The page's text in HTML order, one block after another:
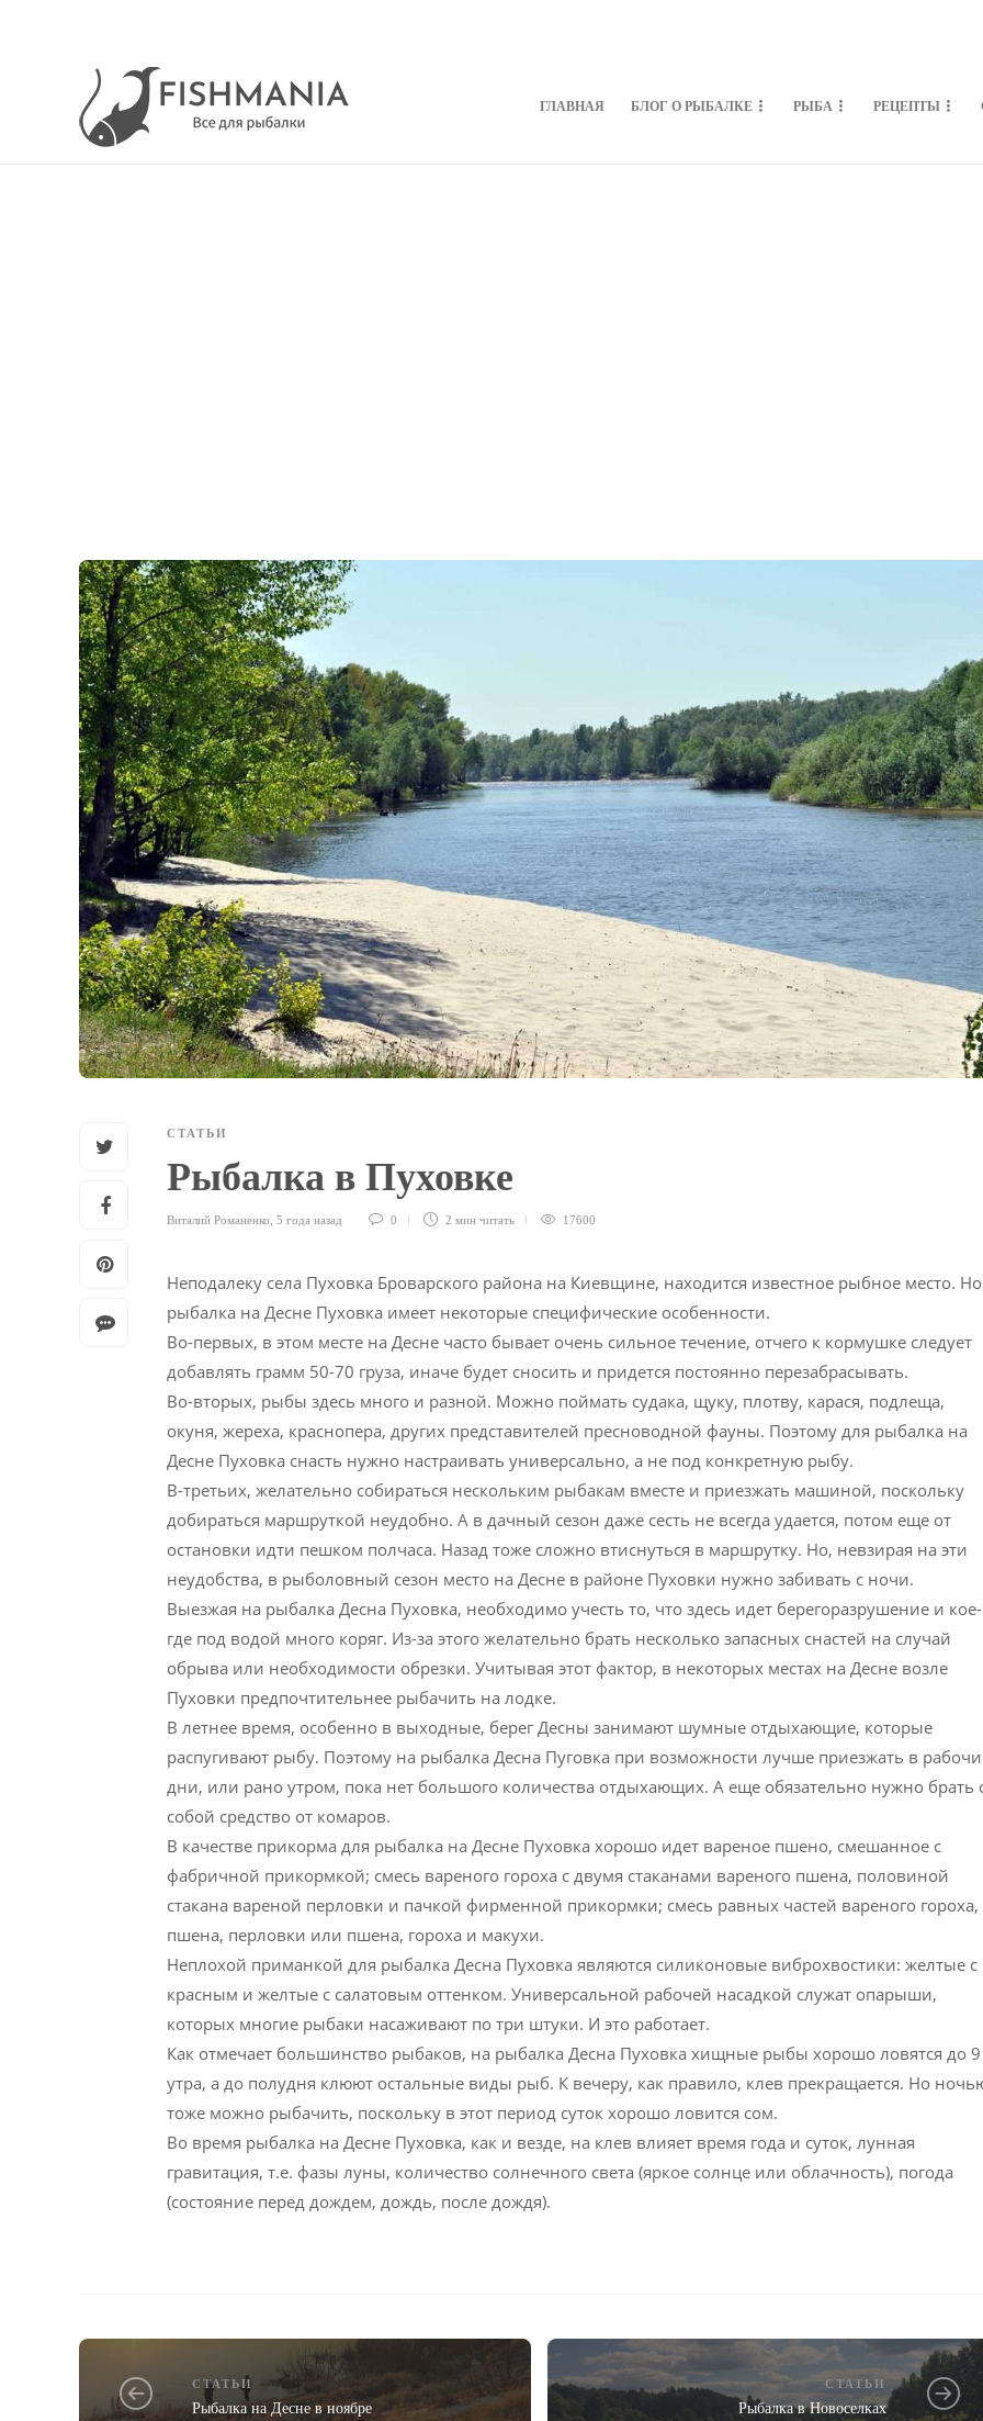
ГЛАВНАЯ БЛОГ О РЫБАЛКЕ РЫБА РЕЦЕПТЫ
СТАТЬИ
Рыбалка в Пуховке
Виталий Романенко 5 года назад 0 2 мин читать 17600
Неподалеку села Пуховка Броварского района на Киевщине, находится известное рыбное место. Но
рыбалка на Десне Пуховка имеет некоторые специфические особенности.
Во-первых, в этом месте на Десне часто бывает очень сильное течение, отчего к кормушке следует
добавлять грамм 50-70 груза, иначе будет сносить и придется постоянно перезабрасывать.
Во-вторых, рыбы здесь много и разной. Можно поймать судака, щуку, плотву, карася, подлеща,
окуня, жереха, краснопера, других представителей пресноводной фауны. Поэтому для рыбалка на
Десне Пуховка снасть нужно настраивать универсально, а не под конкретную рыбу.
В-третьих, желательно собираться нескольким рыбакам вместе и приезжать машиной, поскольку
добираться маршруткой неудобно. А в дачный сезон даже сесть не всегда удается, потом еще от
остановки идти пешком полчаса. Назад тоже сложно втиснуться в маршрутку. Но, невзирая на эти
неудобства, в рыболовный сезон место на Десне в районе Пуховки нужно забивать с ночи.
Выезжая на рыбалка Десна Пуховка, необходимо учесть то, что здесь идет берегоразрушение и кое-
где под водой много коряг. Из-за этого желательно брать несколько запасных снастей на случай
обрыва или необходимости обрезки. Учитывая этот фактор, в некоторых местах на Десне возле
Пуховки предпочтительнее рыбачить на лодке.
В летнее время, особенно в выходные, берег Десны занимают шумные отдыхающие, которые
распугивают рыбу. Поэтому на рыбалка Десна Пуговка при возможности лучше приезжать в
дни, или рано утром, пока нет большого количества отдыхающих. А еще обязательно нужно брать
собой средство от комаров.
В качестве прикорма для рыбалка на Десне Пуховка хорошо идет вареное пшено, смешанное с
фабричной прикормкой; смесь вареного гороха с двумя стаканами вареного пшена, половиной
стакана вареной перловки и пачкой фирменной прикормки; смесь равных частей вареного гороха,
пшена, перловки или пшена, гороха и макухи.
Неплохой приманкой для рыбалка Десна Пуховка являются силиконовые виброхвостики: желтые с
красным и желтые с салатовым оттенком. Универсальной рабочей насадкой служат опарыши,
которых многие рыбаки насаживают по три штуки. И это работает.
Как отмечает большинство рыбаков, на рыбалка Десна Пуховка хищные рыбы хорошо ловятся до 9
утра, а до полудня клюют остальные виды рыб. К вечеру, как правило, клев прекращается. Но
тоже можно рыбачить, поскольку в этот период суток хорошо ловится сом.
Во время рыбалка на Десне Пуховка, как и везде, на клев влияет время года и суток, лунная
гравитация, т.е. фазы луны, количество солнечного света (яркое солнце или облачность), погода
(состояние перед дождем, дождь, после дождя).
СТАТЬИ
Рыбалка на Десне в ноябре
СТАТЬИ
Рыбалка в Новоселках